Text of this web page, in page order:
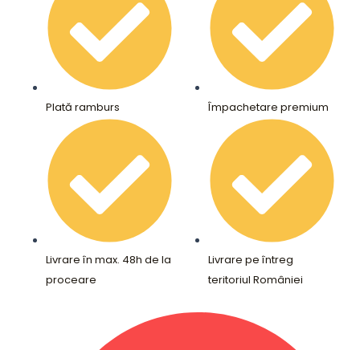
Plată ramburs
Livrare în max. 48h de la
proceare
Împachetare premium
Livrare pe întreg
teritoriul României